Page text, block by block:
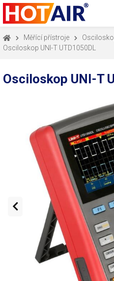
Měřící přístroje
Osciloskop UNI-T UTD1050DL
Osciloskop UNI-T